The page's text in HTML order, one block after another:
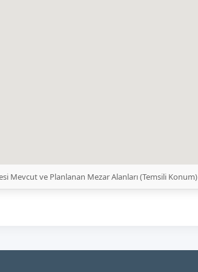
Mevcut ve Planlanan Mezar Alanları (Temsili Konum)